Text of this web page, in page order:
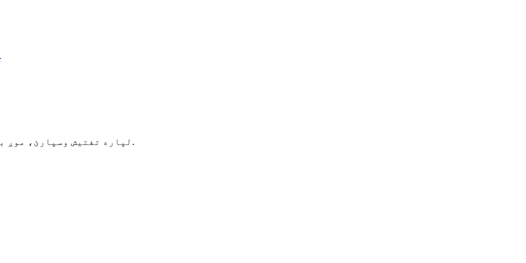
د CHV504 لپاره تفتیش وسپارئ، موږ به په 24 ساعتونو کې له تاسو سره اړیکه ونیسو.